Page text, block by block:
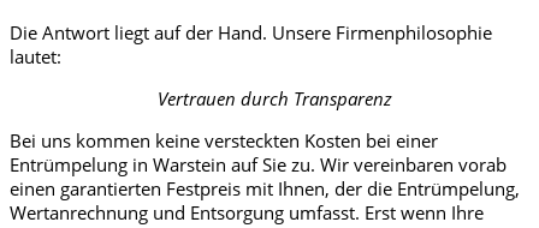
Die Antwort liegt auf der Hand. Unsere Firmenphilosophie
lautet:
Vertrauen durch Transparenz
Bei uns kommen keine versteckten Kosten bei einer
Entrümpelung in Warstein auf Sie zu. Wir vereinbaren vorab
einen garantierten Festpreis mit Ihnen, der die Entrümpelung,
Wertanrechnung und Entsorgung umfasst. Erst wenn Ihre